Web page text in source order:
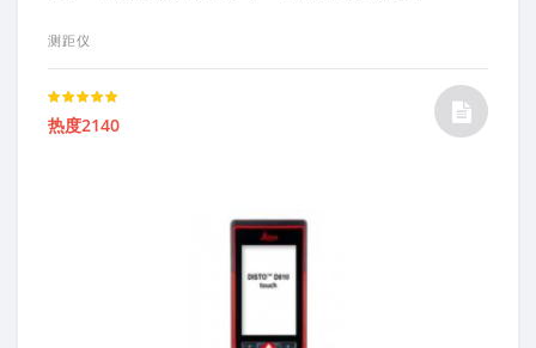
测距仪
Rated
5.00out of 5
热度2140